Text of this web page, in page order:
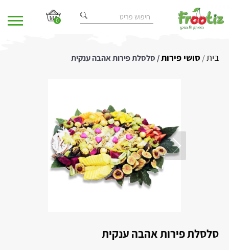
0
בית/ סושי פירות/ סלסלת פירות אהבה ענקית
סלסלת פירות אהבה ענקית